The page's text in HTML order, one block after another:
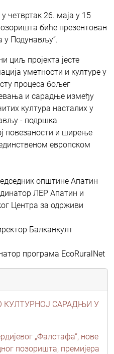
четвртак 26. маја у 15
биће презентован
у Подунављу“.
циљ пројекта јесте
уметности и културе у
процеса бољег
и сарадње између
култура насталих у
- подршка
повезаности и ширење
европском
општине Апатин
ЛЕР Апатин и
Центра за одрживи
Балканкулт
програма EcoRuralNet
САРАДЊИ У
„Фалстафа“, нове
позоришта, премијера